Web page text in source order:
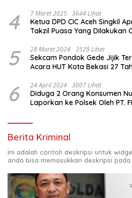
4 7 Maret 2025 3644 Lihat
Ketua DPD CIC Aceh Singkil
Takzil Puasa Yang Dilakukan
Meriah Kabupaten Aceh Singkil
5 28 Maret 2024 3529 Lihat
Sekcam Pondok Gede Jijik
Acara HUT Kota Bekasi 27
6 24 April 2024 3007 Lihat
Diduga 2 Orang Konsumen
Laporkan ke Polsek Oleh PT.
Berita Kriminal
Ini adalah contoh deskripsi untuk
anda bisa memasukkan deskripsi pada